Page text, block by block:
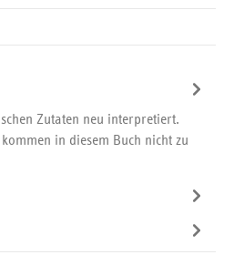
Zutaten neu interpretiert.
in diesem Buch nicht zu